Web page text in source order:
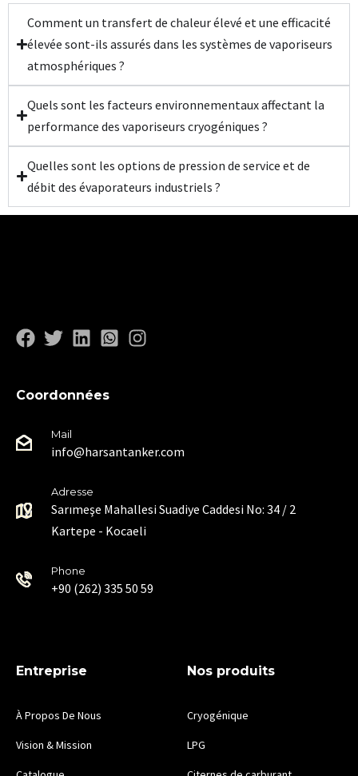
Comment un transfert de chaleur élevé et une efficacité
élevée sont-ils assurés dans les systèmes de vaporiseurs
atmosphériques ?
Quels sont les facteurs environnementaux affectant la
performance des vaporiseurs cryogéniques ?
Quelles sont les options de pression de service et de
débit des évaporateurs industriels ?
Coordonnées
Mail
info@harsantanker.com
Adresse
Sarımeşe Mahallesi Suadiye Caddesi No: 34 / 2
Kartepe - Kocaeli
Phone
+90 (262) 335 50 59
Entreprise
À Propos De Nous
Vision & Mission
Nos produits
Cryogénique
LPG